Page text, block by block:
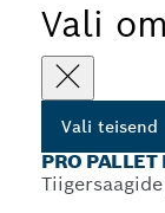
Vali
Vali teisend
PRO PALLET